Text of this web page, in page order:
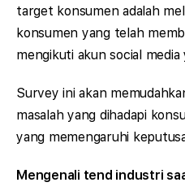
target konsumen adalah
konsumen yang telah
mengikuti akun social media
Survey ini akan
masalah yang dihadapi
yang memengaruhi
Mengenali tend industri